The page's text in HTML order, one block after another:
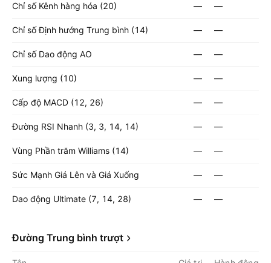
Chỉ số Kênh hàng hóa (20) — —
Chỉ số Định hướng Trung bình (14) — —
Chỉ số Dao động AO — —
Xung lượng (10) — —
Cấp độ MACD (12, 26) — —
Đường RSI Nhanh (3, 3, 14, 14) — —
Vùng Phần trăm Williams (14) — —
Sức Mạnh Giá Lên và Giá Xuống — —
Dao động Ultimate (7, 14, 28) — —
Đường Trung bình trượt